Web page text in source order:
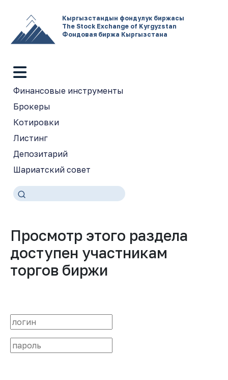
Кыргызстандын фондулук биржасы
The Stock Exchange of Kyrgyzstan
Фондовая биржа Кыргызстана
Финансовые инструменты
Брокеры
Котировки
Листинг
Депозитарий
Шариатский совет
Просмотр этого раздела
доступен участникам
торгов биржи